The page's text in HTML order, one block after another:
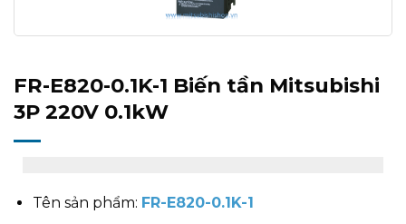
FR-E820-0.1K-1 Biến tần Mitsubishi
3P 220V 0.1kW
Tên sản phẩm: FR-E820-0.1K-1